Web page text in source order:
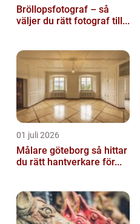
Bröllopsfotograf – så
väljer du rätt fotograf till...
01 juli 2026
Målare göteborg så hittar
du rätt hantverkare för...